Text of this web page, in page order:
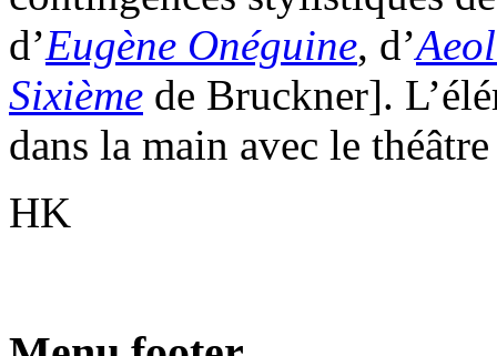
d’Eugène Onéguine, d’
Sixième de Bruckner].
dans la main avec le
HK